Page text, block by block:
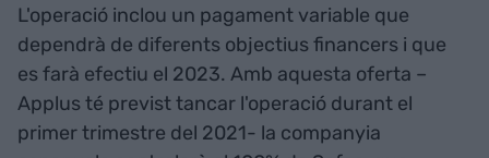
L'operació inclou un pagament variable que
dependrà de diferents objectius financers i que
es farà efectiu el 2023. Amb aquesta oferta –
Applus té previst tancar l'operació durant el
primer trimestre del 2021- la companyia